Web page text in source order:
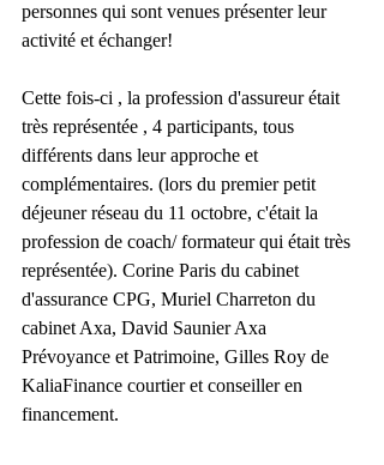
personnes qui sont venues présenter leur
activité et échanger!
Cette fois-ci , la profession d'assureur était
très représentée , 4 participants, tous
différents dans leur approche et
complémentaires. (lors du premier petit
déjeuner réseau du 11 octobre, c'était la
profession de coach/ formateur qui était très
représentée). Corine Paris du cabinet
d'assurance CPG, Muriel Charreton du
cabinet Axa, David Saunier Axa
Prévoyance et Patrimoine, Gilles Roy de
KaliaFinance courtier et conseiller en
financement.